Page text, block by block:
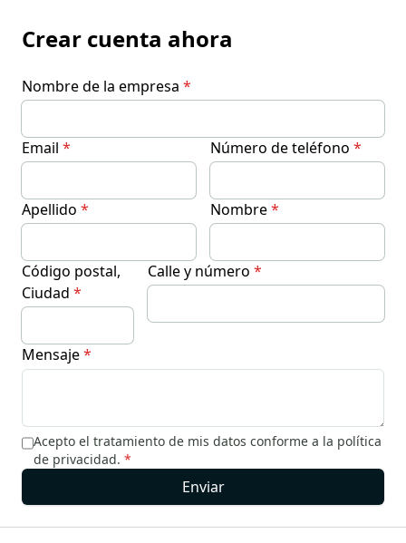
Crear cuenta ahora
Nombre de la empresa *
Email * Número de teléfono *
Apellido * Nombre*
Código postal,
Ciudad *
Calle y número *
Mensaje*
Acepto el tratamiento de mis datos conforme a la política
de privacidad. *
Enviar